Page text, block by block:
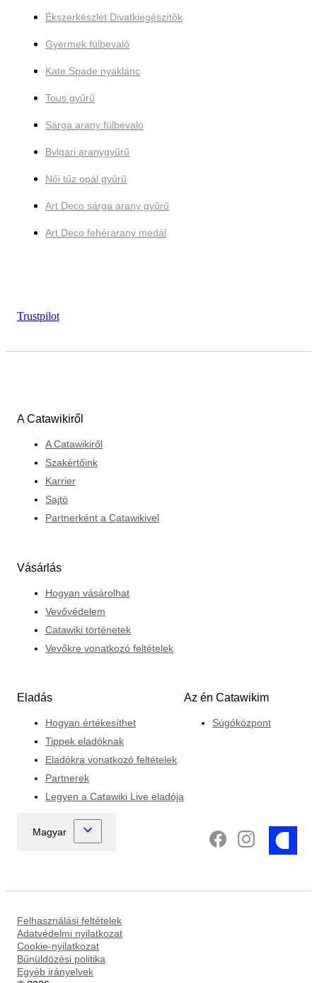
Ékszerkészlet Divatkiegészítők
Gyermek fülbevaló
Kate Spade nyaklánc
Tous gyűrű
Sárga arany fülbevaló
Bvlgari aranygyűrű
Női tűz opál gyűrű
Art Deco sárga arany gyűrű
Art Deco fehérarany medál
Trustpilot
A Catawikiről
A Catawikiről
Szakértőink
Karrier
Sajtó
Partnerként a Catawikivel
Vásárlás
Hogyan vásárolhat
Vevővédelem
Catawiki történetek
Vevőkre vonatkozó feltételek
Eladás
Hogyan értékesíthet
Tippek eladóknak
Eladókra vonatkozó feltételek
Partnerek
Legyen a Catawiki Live eladója
Az én Catawikim
Súgóközpont
Felhasználási feltételek
Adatvédelmi nyilatkozat
Cookie-nyilatkozat
Bűnüldözési politika
Egyéb irányelvek